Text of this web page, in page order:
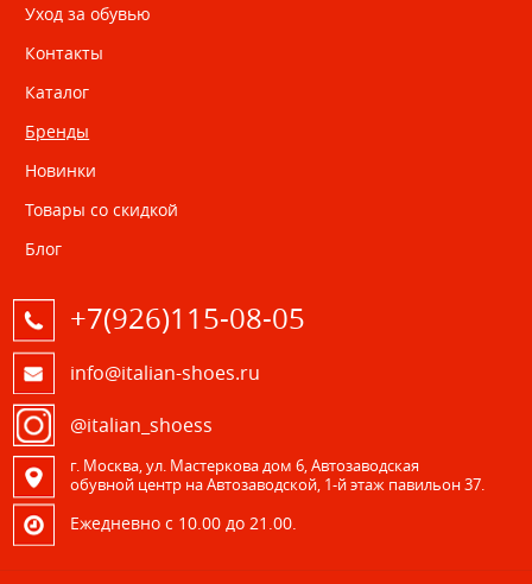
Уход за обувью
Контакты
Каталог
Бренды
Новинки
Товары со скидкой
Блог
+7(926)115-08-05
info@italian-shoes.ru
@italian_shoess
г. Москва, ул. Мастеркова дом 6, Автозаводская
обувной центр на Автозаводской, 1-й этаж павильон 37.
Eжедневно с 10.00 до 21.00.